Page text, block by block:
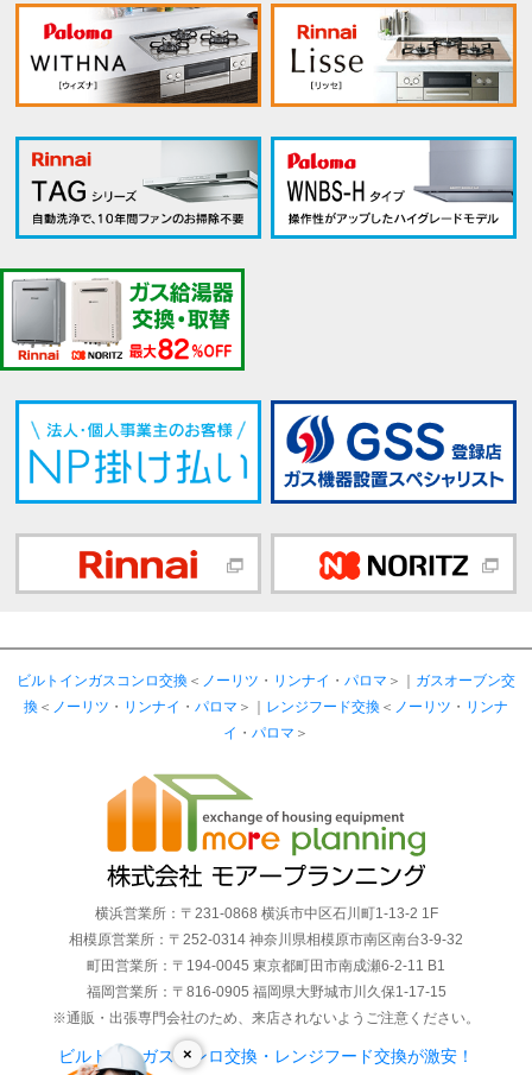
×
ビルトインガスコンロ交換 ＜ ノーリツ ・ リンナイ ・ パロマ ＞｜ ガスオーブン交
換 ＜ ノーリツ ・ リンナイ ・ パロマ ＞｜ レンジフード交換 ＜ ノーリツ ・ リンナ
イ ・ パロマ ＞
横浜営業所：〒231-0868 横浜市中区石川町1-13-2 1F
相模原営業所：〒252-0314 神奈川県相模原市南区南台3-9-32
町田営業所：〒194-0045 東京都町田市南成瀬6-2-11 B1
福岡営業所：〒816-0905 福岡県大野城市川久保1-17-15
※通販・出張専門会社のため、来店されないようご注意ください。
ビルトインガスコンロ交換・レンジフード交換が激安！